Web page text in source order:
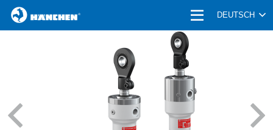
HOME
UNTERNEHMEN | KARRIERE
ANWENDUNGEN
DEUTSCH